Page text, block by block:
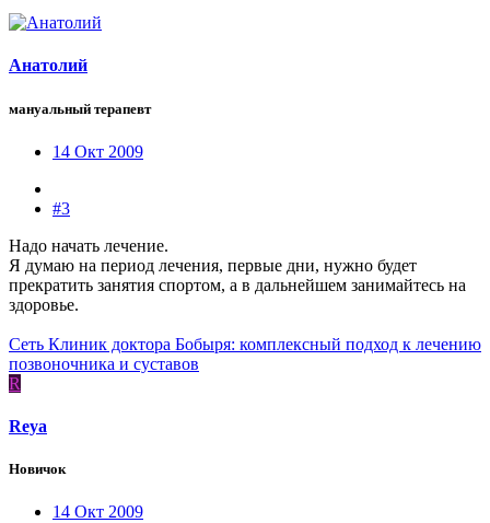
Анатолий
мануальный терапевт
14 Окт 2009
#3
Надо начать лечение.
Я думаю на период лечения, первые дни, нужно будет
прекратить занятия спортом, а в дальнейшем занимайтесь на
здоровье.
Сеть Клиник доктора Бобыря: комплексный подход к лечению
позвоночника и суставов
R
Reya
Новичок
14 Окт 2009